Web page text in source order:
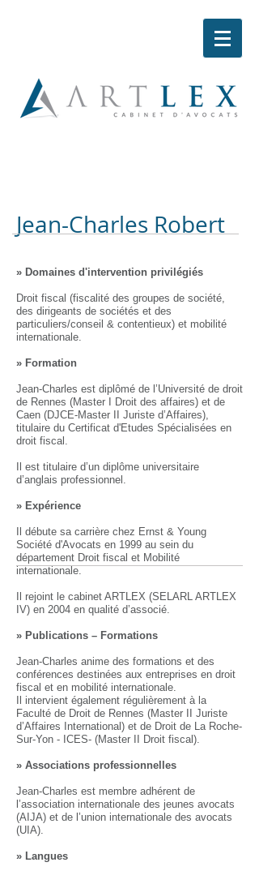
Jean-Charles Robert
» Domaines d'intervention privilégiés
Droit fiscal (fiscalité des groupes de société,
des dirigeants de sociétés et des
particuliers/conseil & contentieux) et mobilité
internationale.
» Formation
Jean-Charles est diplômé de l’Université de droit
de Rennes (Master I Droit des affaires) et de
Caen (DJCE-Master II Juriste d’Affaires),
titulaire du Certificat d'Etudes Spécialisées en
droit fiscal.
Il est titulaire d’un diplôme universitaire
d’anglais professionnel.
​» Expérience
Il débute sa carrière chez Ernst & Young
Société d'Avocats en 1999 au sein du
département Droit fiscal et Mobilité
internationale.
Il rejoint le cabinet ARTLEX (SELARL ARTLEX
IV) en 2004 en qualité d’associé.
» Publications – Formations
Jean-Charles anime des formations et des
conférences destinées aux entreprises en droit
fiscal et en mobilité internationale.
Il intervient également régulièrement à la
Faculté de Droit de Rennes (Master II Juriste
d’Affaires International) et de Droit de La Roche-
Sur-Yon - ICES- (Master II Droit fiscal).
» Associations professionnelles
Jean-Charles est membre adhérent de
l’association internationale des jeunes avocats
(AIJA) et de l’union internationale des avocats
(UIA).
​» Langues